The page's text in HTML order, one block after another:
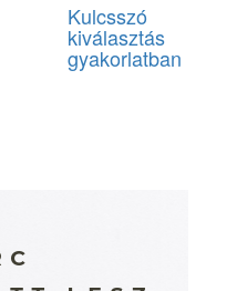
Kulcsszó
kiválasztás
gyakorlatban